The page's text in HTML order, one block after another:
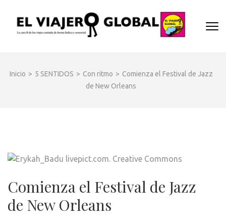
contenido
Intro)
EL
Un
Inicio > 5 SENTIDOS > Con ritmo > Comienza el Festival de Jazz
de New Orleans
Comienza el Festival de Jazz
de New Orleans